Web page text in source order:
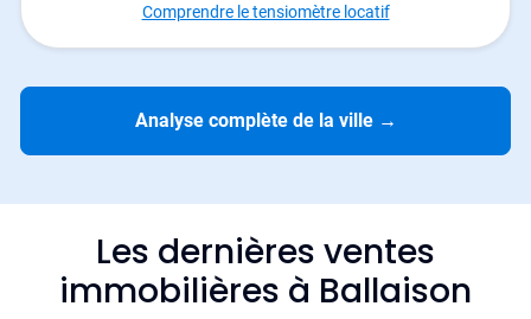
Comprendre le tensiomètre locatif
Analyse complète de la ville →
Les dernières ventes
immobilières à Ballaison